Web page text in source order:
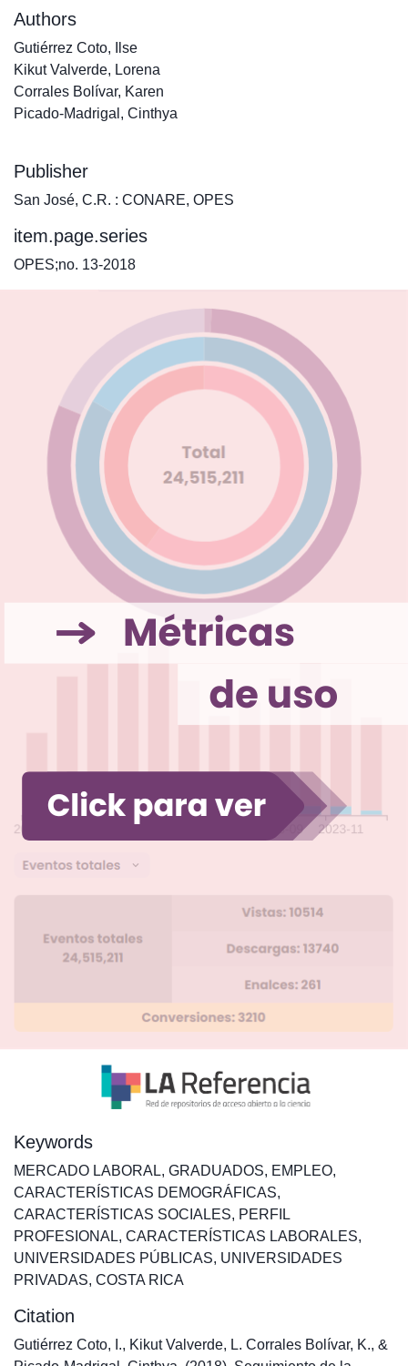
Authors
Gutiérrez Coto, Ilse
Kikut Valverde, Lorena
Corrales Bolívar, Karen
Picado-Madrigal, Cinthya
Publisher
San José, C.R. : CONARE, OPES
item.page.series
OPES;no. 13-2018
Keywords
MERCADO LABORAL, GRADUADOS, EMPLEO,
CARACTERÍSTICAS DEMOGRÁFICAS,
CARACTERÍSTICAS SOCIALES, PERFIL
PROFESIONAL, CARACTERÍSTICAS LABORALES,
UNIVERSIDADES PÚBLICAS, UNIVERSIDADES
PRIVADAS, COSTA RICA
Citation
Gutiérrez Coto, I., Kikut Valverde, L. Corrales Bolívar, K., &